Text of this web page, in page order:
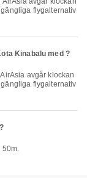
flygalternativ
Kinabalu med ?
flygalternativ
50m.